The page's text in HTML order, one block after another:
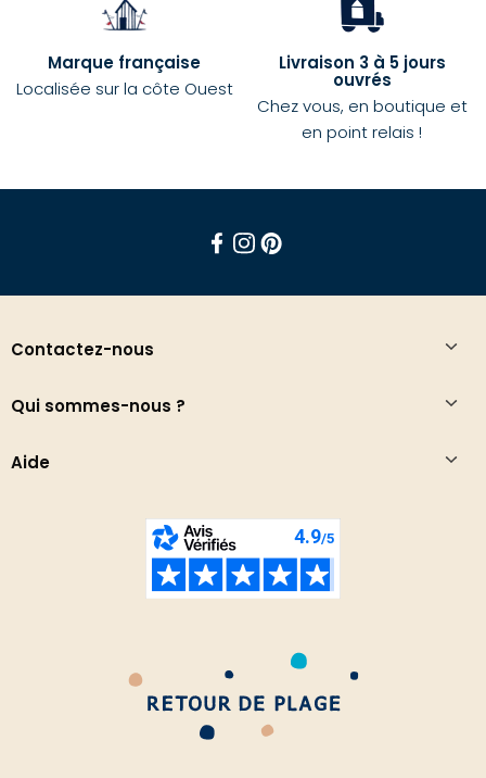
Marque française
Localisée sur la côte Ouest
Livraison 3 à 5 jours
ouvrés
Chez vous, en boutique et
en point relais !
Contactez-nous
Qui sommes-nous ?
Aide